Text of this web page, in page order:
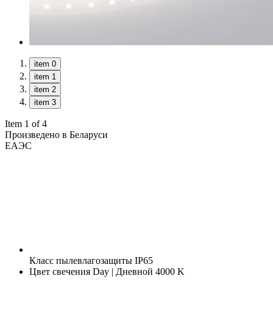
item 0
item 1
item 2
item 3
Item 1 of 4
Произведено в Беларуси
ЕАЭС
Класс пылевлагозащиты IP65
Цвет свечения Day | Дневной 4000 K